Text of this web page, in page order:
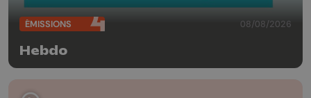
ÉMISSIONS 08/08/2026
Hebdo